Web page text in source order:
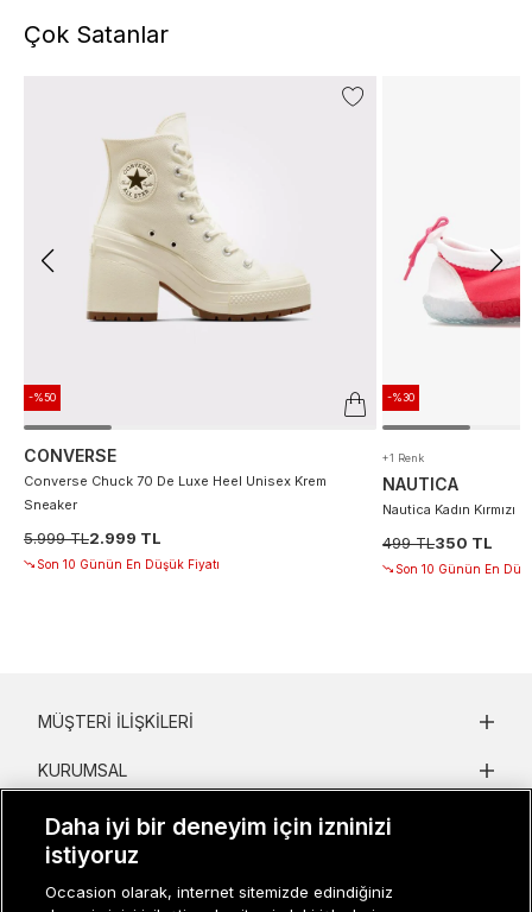
Çok Satanlar
-%50
CONVERSE
Converse Chuck 70 De Luxe Heel Unisex Krem
Sneaker
5.999 TL2.999 TL
Son 10 Günün En Düşük Fiyatı
-%30
+1 Renk
NAUTICA
Nautica Kadın Kırmızı
499 TL350 TL
Son 10 Günün En
MÜŞTERI İLIŞKILERI
KURUMSAL
KADIN KATEGORILER
GRUP MARKALAR
Daha iyi bir deneyim için izninizi
istiyoruz
Occasion olarak, internet sitemizde edindiğiniz